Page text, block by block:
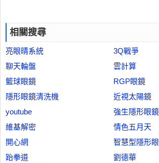
相關搜尋
亮眼晴系統
3Q戰爭
聊天輪盤
雲計算
籃球眼鏡
RGP眼鏡
隱形眼鏡清洗機
近視太陽鏡
youtube
強生隱形眼鏡
維基解密
情色五月天
開心網
智慧型隱形
跆拳道
劉德華